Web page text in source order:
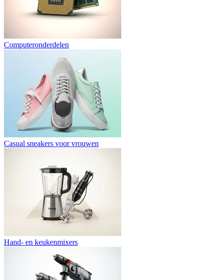
Computeronderdelen
Casual sneakers voor vrouwen
Hand- en keukenmixers